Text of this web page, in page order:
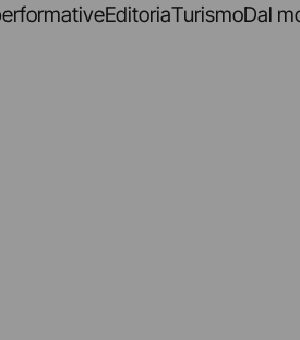
EditoriaTurismoDal